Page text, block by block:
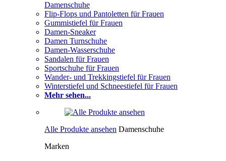
Damenschuhe
Flip-Flops und Pantoletten für Frauen
Gummistiefel für Frauen
Damen-Sneaker
Damen Turnschuhe
Damen-Wasserschuhe
Sandalen für Frauen
Sportschuhe für Frauen
Wander- und Trekkingstiefel für Frauen
Winterstiefel und Schneestiefel für Frauen
Mehr sehen...
Alle Produkte ansehen Damenschuhe
Marken